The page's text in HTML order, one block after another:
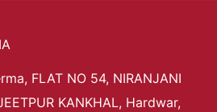
FLAT NO 54, NIRANJANI
KANKHAL, Hardwar,